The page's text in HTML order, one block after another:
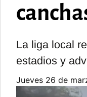
La liga local
estadios y
jueves 26 de